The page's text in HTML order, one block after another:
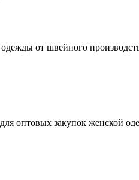
от швейного
оптовых закупок женской